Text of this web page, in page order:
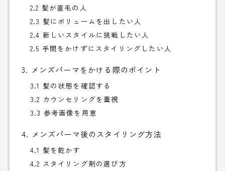
2.2 髪が直毛の人
2.3 髪にボリュームを出したい人
2.4 新しいスタイルに挑戦したい人
2.5 手間をかけずにスタイリングしたい人
3. メンズパーマをかける際のポイント
3.1 髪の状態を確認する
3.2 カウンセリングを重視
3.3 参考画像を用意
4. メンズパーマ後のスタイリング方法
4.1 髪を乾かす
4.2 スタイリング剤の選び方